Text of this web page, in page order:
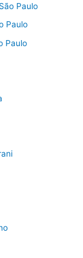
Paulo
Paulo
Paulo